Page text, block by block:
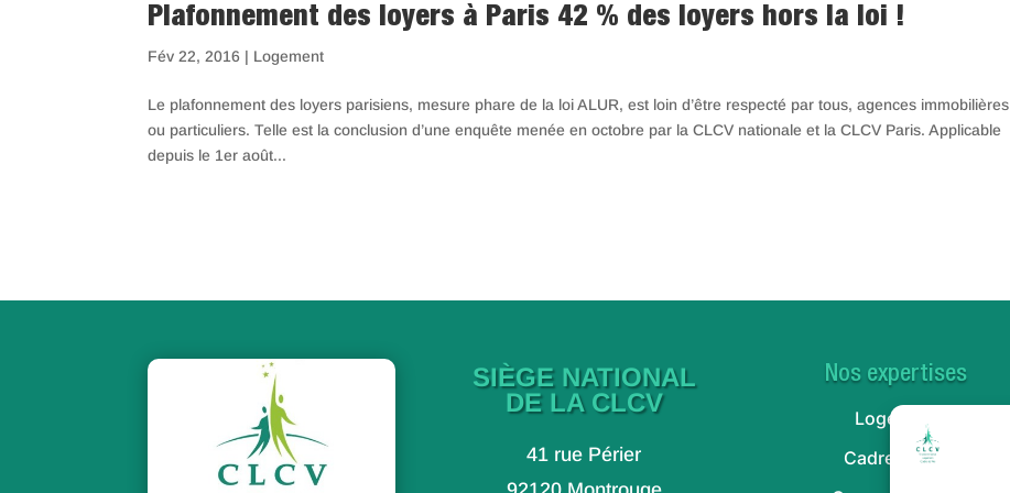
Plafonnement des loyers à Paris 42 % des loyers hors la loi !
Fév 22, 2016 | Logement
Le plafonnement des loyers parisiens, mesure phare de la loi ALUR, est loin d’être respecté par tous, agences immobilières
ou particuliers. Telle est la conclusion d’une enquête menée en octobre par la CLCV nationale et la CLCV Paris. Applicable
depuis le 1er août...
SIÈGE NATIONAL
DE LA CLCV
41 rue Périer
Nos expertises
Logement
Cadre de vie